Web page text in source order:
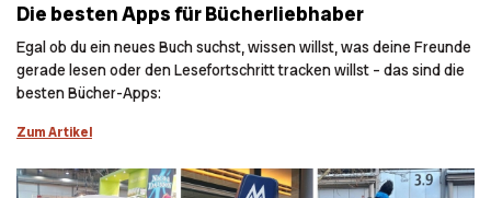
Die besten Apps für Bücherliebhaber
Egal ob du ein neues Buch suchst, wissen willst, was deine Freunde
gerade lesen oder den Lesefortschritt tracken willst – das sind die
besten Bücher-Apps:
Zum Artikel